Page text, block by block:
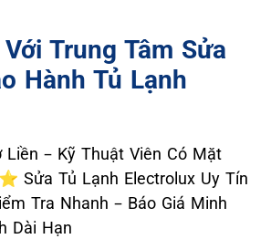
Trung Tâm Sửa
Hành Tủ Lạnh
Liền – Kỹ Thuật Viên Có Mặt
Sửa Tủ Lạnh Electrolux Uy Tín
Tra Nhanh – Báo Giá Minh
Dài Hạn